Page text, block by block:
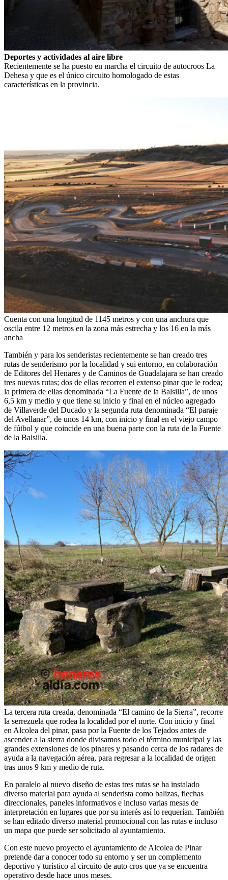
Deportes y actividades al aire libre
Recientemente se ha puesto en marcha el circuito de autocroos La
Dehesa y que es el único circuito homologado de estas
características en la provincia.
Cuenta con una longitud de 1145 metros y con una anchura que
oscila entre 12 metros en la zona más estrecha y los 16 en la más
ancha
También y para los senderistas recientemente se han creado tres
rutas de senderismo por la localidad y sui entorno, en colaboración
de Editores del Henares y de Caminos de Guadalajara se han creado
tres nuevas rutas; dos de ellas recorren el extenso pinar que le rodea;
la primera de ellas denominada “La Fuente de la Balsilla”, de unos
6,5 km y medio y que tiene su inicio y final en el núcleo agregado
de Villaverde del Ducado y la segunda ruta denominada “El paraje
del Avellanar”, de unos 14 km, con inicio y final en el viejo campo
de fútbol y que coincide en una buena parte con la ruta de la Fuente
de la Balsilla.
La tercera ruta creada, denominada “El camino de la Sierra”, recorre
la serrezuela que rodea la localidad por el norte. Con inicio y final
en Alcolea del pinar, pasa por la Fuente de los Tejados antes de
ascender a la sierra donde divisamos todo el término municipal y las
grandes extensiones de los pinares y pasando cerca de los radares de
ayuda a la navegación aérea, para regresar a la localidad de origen
tras unos 9 km y medio de ruta.
En paralelo al nuevo diseño de estas tres rutas se ha instalado
diverso material para ayuda al senderista como balizas, flechas
direccionales, paneles informativos e incluso varias mesas de
interpretación en lugares que por su interés así lo requerían. También
se han editado diverso material promocional con las rutas e incluso
un mapa que puede ser solicitado al ayuntamiento.
Con este nuevo proyecto el ayuntamiento de Alcolea de Pinar
pretende dar a conocer todo su entorno y ser un complemento
deportivo y turístico al circuito de auto cros que ya se encuentra
operativo desde hace unos meses.